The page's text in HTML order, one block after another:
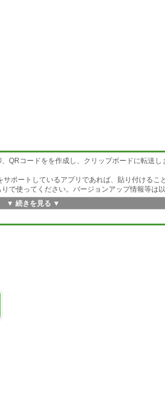
QRコードをを作成し、クリップボードに転送し
ポートしているアプリであれば、貼り付けるこ
で使ってください。バージョンアップ情報等は以
▼ 続きを見る ▼